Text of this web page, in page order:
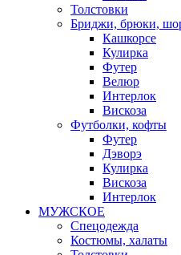
Толстовки
Бриджи, брюки,
Кашкорсе
Кулирка
Футер
Велюр
Интерлок
Вискоза
Футболки, кофты
Футер
Дэворэ
Кулирка
Вискоза
Интерлок
МУЖСКОЕ
Спецодежда
Костюмы, халаты